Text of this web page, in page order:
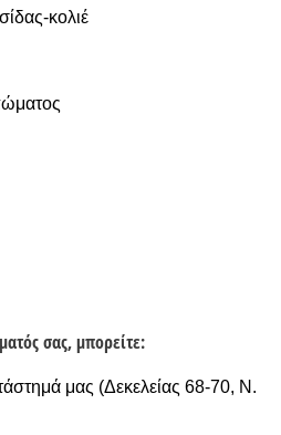
κολιέ
σας, μπορείτε:
μας (Δεκελείας 68-70, Ν.